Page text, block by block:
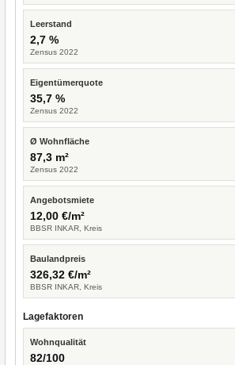
Leerstand
2,7 %
Zensus 2022
Eigentümerquote
35,7 %
Zensus 2022
Ø Wohnfläche
87,3 m²
Zensus 2022
Angebotsmiete
12,00 €/m²
BBSR INKAR, Kreis
Baulandpreis
326,32 €/m²
BBSR INKAR, Kreis
Lagefaktoren
Wohnqualität
82/100